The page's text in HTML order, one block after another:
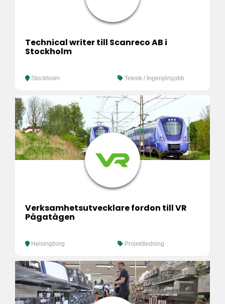
Technical writer till Scanreco AB i
Stockholm
Stockholm Teknik / Ingenjörsjobb
Verksamhetsutvecklare fordon till VR
Pågatågen
Helsingborg Projektledning